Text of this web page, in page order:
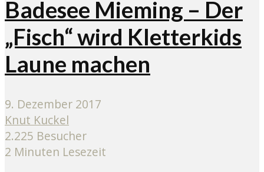
Badesee Mieming – Der
„Fisch“ wird Kletterkids
Laune machen
9. Dezember 2017
Knut Kuckel
2.225 Besucher
2 Minuten Lesezeit